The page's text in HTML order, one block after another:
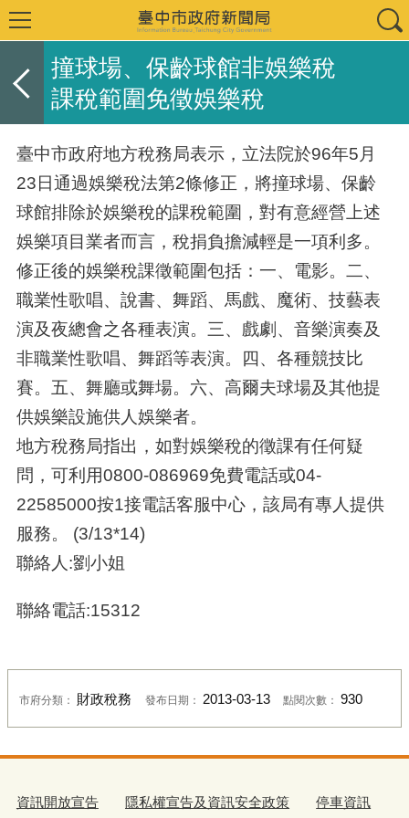
撞球場、保齡球館非娛樂稅
課稅範圍免徵娛樂稅
臺中市政府地方稅務局表示，立法院於96年5月
23日通過娛樂稅法第2條修正，將撞球場、保齡
球館排除於娛樂稅的課稅範圍，對有意經營上述
娛樂項目業者而言，稅捐負擔減輕是一項利多。
修正後的娛樂稅課徵範圍包括：一、電影。二、
職業性歌唱、說書、舞蹈、馬戲、魔術、技藝表
演及夜總會之各種表演。三、戲劇、音樂演奏及
非職業性歌唱、舞蹈等表演。四、各種競技比
賽。五、舞廳或舞場。六、高爾夫球場及其他提
供娛樂設施供人娛樂者。
地方稅務局指出，如對娛樂稅的徵課有任何疑
問，可利用0800-086969免費電話或04-
22585000按1接電話客服中心，該局有專人提供
服務。 (3/13*14)
聯絡人:劉小姐
聯絡電話:15312
市府分類： 財政稅務 發布日期： 2013-03-13 點閱次數：930
資訊開放宣告 隱私權宣告及資訊安全政策 停車資訊